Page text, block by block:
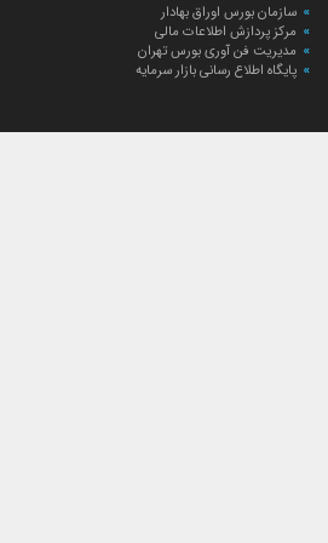
سازمان بورس اوراق بهادار
مرکز پردازش اطلاعات مالی
مدیریت فن آوری بورس تهران
پایگاه اطلاع رسانی بازار سرمایه
ارتباط با صندوق